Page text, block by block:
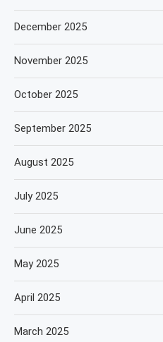
December 2025
November 2025
October 2025
September 2025
August 2025
July 2025
June 2025
May 2025
April 2025
March 2025